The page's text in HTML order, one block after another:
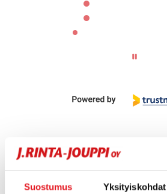
Suostumus Yksityiskohdat